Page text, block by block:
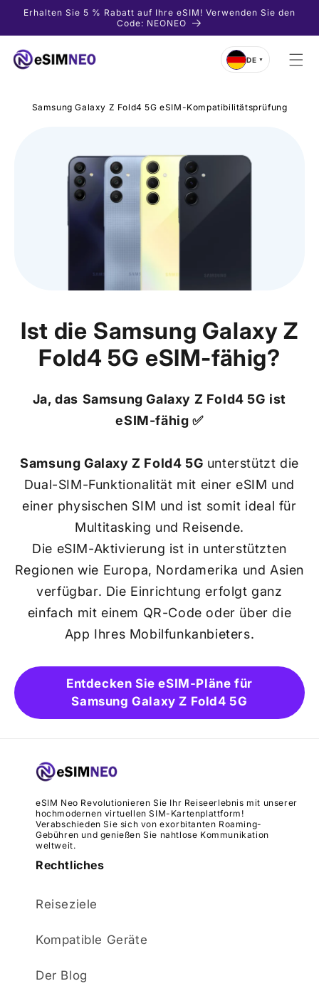
zum
Erhalten Sie 5 % Rabatt auf Ihre eSIM! Verwenden Sie den
Code: NEONEO
DE ▼
Samsung Galaxy Z Fold4 5G eSIM-Kompatibilitätsprüfung
Ist die Samsung Galaxy Z
Fold4 5G eSIM-fähig?
Ja, das Samsung Galaxy Z Fold4 5G ist
eSIM-fähig ✅
Samsung Galaxy Z Fold4 5G unterstützt die
Dual-SIM-Funktionalität mit einer eSIM und
einer physischen SIM und ist somit ideal für
Multitasking und Reisende.
Die eSIM-Aktivierung ist in unterstützten
Regionen wie Europa, Nordamerika und Asien
verfügbar. Die Einrichtung erfolgt ganz
einfach mit einem QR-Code oder über die
App Ihres Mobilfunkanbieters.
Entdecken Sie eSIM-Pläne für
Samsung Galaxy Z Fold4 5G
eSIM Neo Revolutionieren Sie Ihr Reiseerlebnis mit unserer
hochmodernen virtuellen SIM-Kartenplattform!
Verabschieden Sie sich von exorbitanten Roaming-
Gebühren und genießen Sie nahtlose Kommunikation
weltweit.
Rechtliches
Reiseziele
Kompatible Geräte
Der Blog